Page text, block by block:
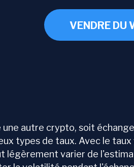
VENDRE DU
autre crypto, soit
types de taux. Avec le
légèrement varier de